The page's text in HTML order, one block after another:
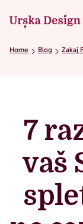
Home Blog Zakaj
7
vaš